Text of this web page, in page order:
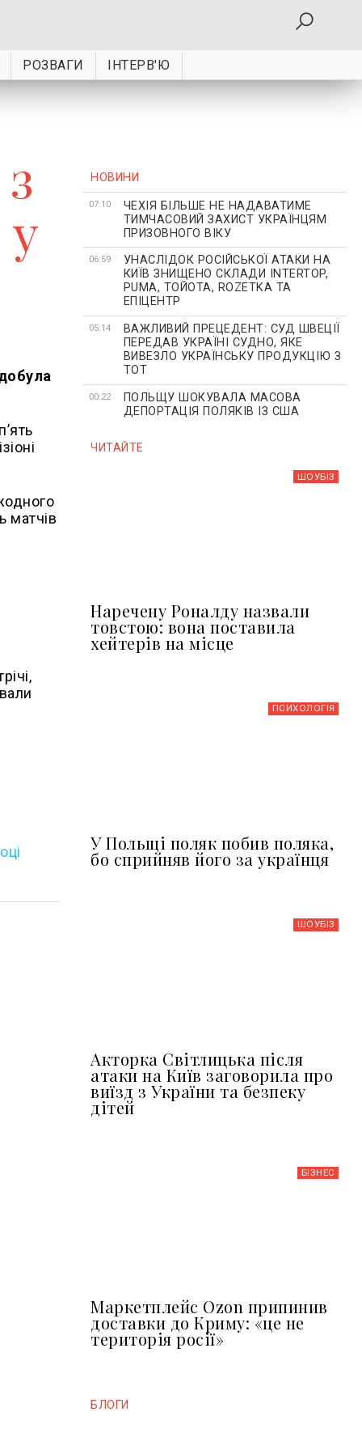
РОЗВАГИ ІНТЕРВ'Ю
матчів
НОВИНИ
07:10
ЧЕХІЯ БІЛЬШЕ НЕ НАДАВАТИМЕ
ТИМЧАСОВИЙ ЗАХИСТ УКРАЇНЦЯМ
ПРИЗОВНОГО ВІКУ
06:59
УНАСЛІДОК РОСІЙСЬКОЇ АТАКИ НА
КИЇВ ЗНИЩЕНО СКЛАДИ INTERTOP,
PUMA, ТОЙОТА, ROZETKA ТА
ЕПІЦЕНТР
05:14
ВАЖЛИВИЙ ПРЕЦЕДЕНТ: СУД ШВЕЦІЇ
ПЕРЕДАВ УКРАЇНІ СУДНО, ЯКЕ
ВИВЕЗЛО УКРАЇНСЬКУ ПРОДУКЦІЮ З
ТОТ
00:22
ПОЛЬЩУ ШОКУВАЛА МАСОВА
ДЕПОРТАЦІЯ ПОЛЯКІВ ІЗ США
ЧИТАЙТЕ
ШОУБIЗ
Наречену Роналду назвали
товстою: вона поставила
хейтерів на місце
ПСИХОЛОГІЯ
У Польщі поляк побив поляка,
бо сприйняв його за українця
ШОУБIЗ
Акторка Світлицька після
атаки на Київ заговорила про
виїзд з України та безпеку
дітей
БІЗНЕС
Маркетплейс Ozon припинив
доставки до Криму: «це не
територія росії»
БЛОГИ